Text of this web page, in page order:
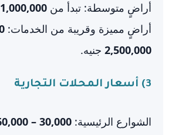
أراضٍ متوسطة: تبدأ من 1,000,000 جنيه
أراضٍ مميزة وقريبة من الخدمات:
2,500,000 جنيه.
3) أسعار المحلات التجارية
الشوارع الرئيسية: 30,000 – 60,000